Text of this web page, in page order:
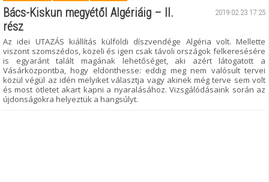
2019.02.23 17:25
Bács-Kiskun megyétől Algériáig – II.
rész
Az idei UTAZÁS kiállítás külföldi díszvendége Algéria volt. Mellette
viszont szomszédos, közeli és igen csak távoli országok felkeresésére
is egyaránt talált magának lehetőséget, aki azért látogatott a
Vásárközpontba, hogy eldönthesse: eddig meg nem valósult tervei
közül végül az idén melyiket választja vagy akinek még terve sem volt
és most ötletet akart kapni a nyaralásához. Vizsgálódásaink során az
újdonságokra helyeztük a hangsúlyt.